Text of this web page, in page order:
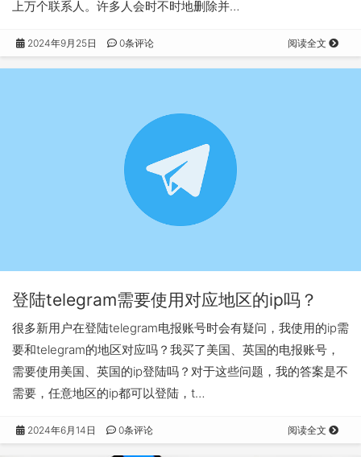
上万个联系人。许多人会时不时地删除并…
2024年9月25日 0条评论 阅读全文
登陆telegram需要使用对应地区的ip吗？
很多新用户在登陆telegram电报账号时会有疑问，我使用的ip需
要和telegram的地区对应吗？我买了美国、英国的电报账号，
需要使用美国、英国的ip登陆吗？对于这些问题，我的答案是不
需要，任意地区的ip都可以登陆，t…
2024年6月14日 0条评论 阅读全文